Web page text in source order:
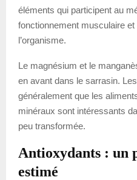
éléments qui participent au
fonctionnement musculaire et
l’organisme.
Le magnésium et le
en avant dans le sarrasin.
généralement que les
minéraux sont intéressants
peu transformée.
Antioxydants : un
estimé